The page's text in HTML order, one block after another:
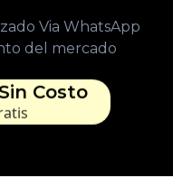
Via WhatsApp
del mercado
Costo